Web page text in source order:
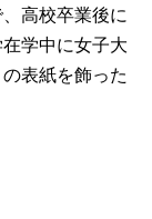
高校卒業後に
学中に女子大
表紙を飾った